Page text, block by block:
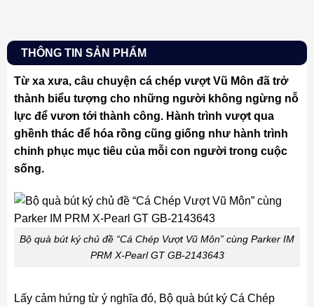
THÔNG TIN SẢN PHẨM
Từ xa xưa, câu chuyện cá chép vượt Vũ Môn đã trở
thành biểu tượng cho những người không ngừng nỗ
lực để vươn tới thành công. Hành trình vượt qua
ghềnh thác để hóa rồng cũng giống như hành trình
chinh phục mục tiêu của mỗi con người trong cuộc
sống.
Bộ quà bút ký chủ đề “Cá Chép Vượt Vũ Môn” cùng Parker IM
PRM X-Pearl GT GB-2143643
Lấy cảm hứng từ ý nghĩa đó, Bộ quà bút ký Cá Chép